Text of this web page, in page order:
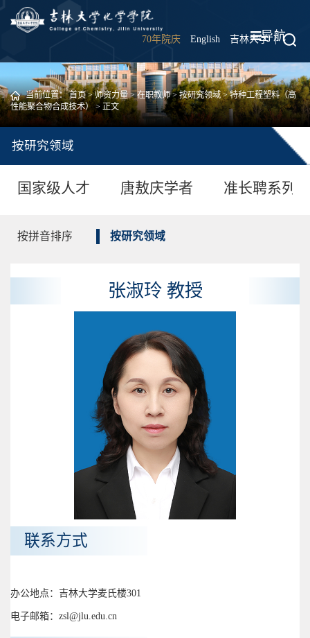
70年院庆 English 吉林大学 |
导航
当前位置：首页>师资力量>在职教师> 按研究领域>特种工程塑料（高
性能聚合物合成技术） > 正文
按研究领域
国家级人才 唐敖庆学者 准长聘系列
按拼音排序 按研究领域
张淑玲 教授
联系方式
办公地点：吉林大学麦氏楼301
电子邮箱：zsl@jlu.edu.cn